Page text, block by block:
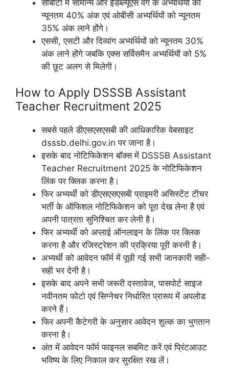
सीबीटी में सामान्य और ईडब्ल्यूएस वर्ग के अभ्यर्थियों को
न्यूनतम 40% अंक एवं ओबीसी अभ्यर्थियों को न्यूनतम
35% अंक लाने होंगे।
एससी, एसटी और दिव्यांग अभ्यर्थियों को न्यूनतम 30%
अंक लाने होंगे जबकि एक्स सर्विसमैन अभ्यर्थियों को 5%
की छूट अलग से मिलेगी।
How to Apply DSSSB Assistant
Teacher Recruitment 2025
सबसे पहले डीएसएसएसबी की आधिकारिक वेबसाइट
dsssb.delhi.gov.in पर जाना है।
इसके बाद नोटिफिकेशन बॉक्स में DSSSB Assistant
Teacher Recruitment 2025 के नोटिफिकेशन
लिंक पर क्लिक करना है।
फिर अभ्यर्थी को डीएसएसएसबी प्राइमरी असिस्टेंट टीचर
भर्ती के ऑफिशल नोटिफिकेशन को पूरा देख लेना है एवं
अपनी पात्रता सुनिश्चित कर लेनी है।
फिर अभ्यर्थी को अप्लाई ऑनलाइन के लिंक पर क्लिक
करना है और रजिस्ट्रेशन की प्रक्रिया पूरी करनी है।
अभ्यर्थी को आवेदन फॉर्म में पूछी गई सभी जानकारी सही-
सही भर देनी है।
इसके बाद अपने सभी जरूरी दस्तावेज, पासपोर्ट साइज
नवीनतम फोटो एवं सिग्नेचर निर्धारित प्रारूप में अपलोड
करने हैं।
फिर अपनी कैटेगरी के अनुसार आवेदन शुल्क का भुगतान
करना है।
अंत में आवेदन फॉर्म फाइनल सबमिट करें एवं प्रिंटआउट
भविष्य के लिए निकाल कर सुरक्षित रख लें।